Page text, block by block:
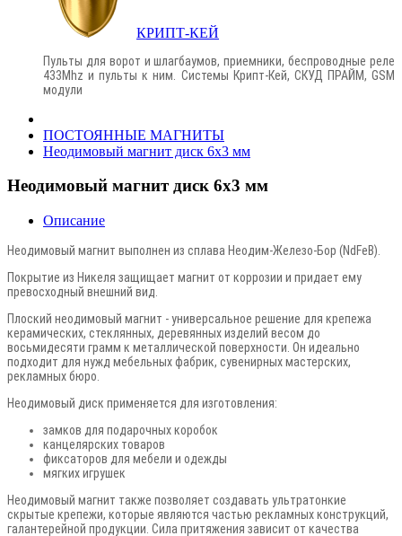
КРИПТ-КЕЙ
Пульты для ворот и шлагбаумов, приемники, беспроводные реле
433Mhz и пульты к ним. Системы Крипт-Кей, СКУД ПРАЙМ, GSM
модули
ПОСТОЯННЫЕ МАГНИТЫ
Неодимовый магнит диск 6х3 мм
Неодимовый магнит диск 6х3 мм
Описание
Неодимовый магнит выполнен из сплава Неодим-Железо-Бор (NdFeB).
Покрытие из Никеля защищает магнит от коррозии и придает ему
превосходный внешний вид.
Плоский неодимовый магнит - универсальное решение для крепежа
керамических, стеклянных, деревянных изделий весом до
восьмидесяти грамм к металлической поверхности. Он идеально
подходит для нужд мебельных фабрик, сувенирных мастерских,
рекламных бюро.
Неодимовый диск применяется для изготовления:
замков для подарочных коробок
канцелярских товаров
фиксаторов для мебели и одежды
мягких игрушек
Неодимовый магнит также позволяет создавать ультратонкие
скрытые крепежи, которые являются частью рекламных конструкций,
галантерейной продукции. Сила притяжения зависит от качества